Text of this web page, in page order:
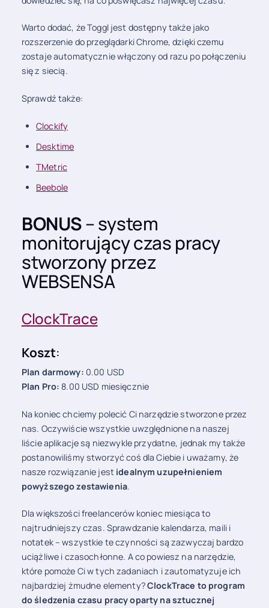
Warto dodać, że Toggl jest dostępny także jako
rozszerzenie do przeglądarki Chrome, dzięki czemu
zostaje automatycznie włączony od razu po połączeniu
się z siecią.
Sprawdź także:
Clockify
Desktime
TMetric
Beebole
BONUS– system
monitorujący czas pracy
stworzony przez
WEBSENSA
ClockTrace
Koszt:
Plan darmowy: 0.00 USD
Plan Pro: 8.00 USD miesięcznie
Na koniec chciemy polecić Ci narzędzie stworzone przez
nas. Oczywiście wszystkie uwzględnione na naszej
liście aplikacje są niezwykle przydatne, jednak my także
postanowiliśmy stworzyć coś dla Ciebie i uważamy, że
nasze rozwiązanie jestidealnym uzupełnieniem
powyższego zestawienia.
Dla większości freelancerów koniec miesiąca to
najtrudniejszy czas. Sprawdzanie kalendarza, maili i
notatek – wszystkie te czynności są zazwyczaj bardzo
uciążliwe i czasochłonne. A co powiesz na narzędzie,
które pomoże Ci w tych zadaniach i zautomatyzuje ich
najbardziej żmudne elementy?ClockTrace to program
do śledzenia czasu pracy oparty na sztucznej